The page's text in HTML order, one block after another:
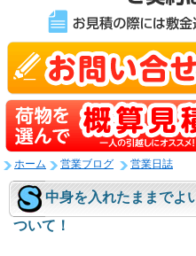
ホーム 営業ブログ 営業日誌
中身を入れたままでよ
ついて！